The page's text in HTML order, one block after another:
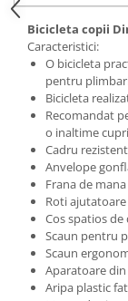
Bicicleta copii
Caracteristici:
O bicicleta
pentru
Bicicleta
Recomandat
o inaltime
Cadru
Anvelope
Frana de
Roti
Cos spatios
Scaun pentru
Scaun
Aparatoare
Aripa plastic